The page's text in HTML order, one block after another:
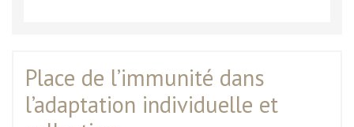
Place de l’immunité dans
l’adaptation individuelle et